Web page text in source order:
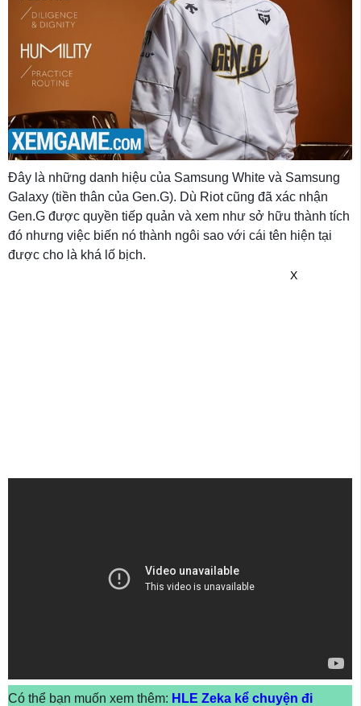
Đây là những danh hiệu của Samsung White và Samsung
Galaxy (tiền thân của Gen.G). Dù Riot cũng đã xác nhận
Gen.G được quyền tiếp quản và xem như sở hữu thành tích
đó nhưng việc biến nó thành ngôi sao với cái tên hiện tại
được cho là khá lố bịch.
X
Có thể bạn muốn xem thêm: HLE Zeka kể chuyện đi